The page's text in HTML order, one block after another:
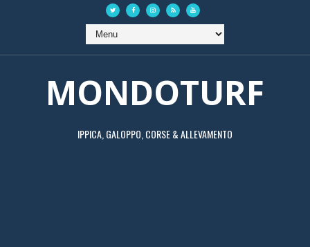
MONDOTURF
IPPICA, GALOPPO, CORSE & ALLEVAMENTO